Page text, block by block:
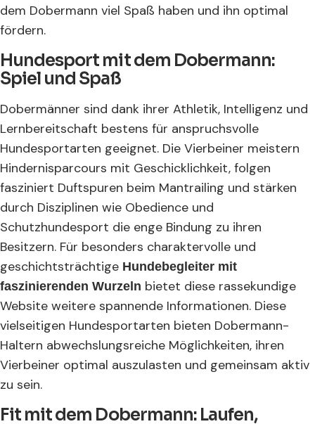
dem Dobermann viel Spaß haben und ihn optimal
fördern.
Hundesport mit dem Dobermann:
Spiel und Spaß
Dobermänner sind dank ihrer Athletik, Intelligenz und
Lernbereitschaft bestens für anspruchsvolle
Hundesportarten geeignet. Die Vierbeiner meistern
Hindernisparcours mit Geschicklichkeit, folgen
fasziniert Duftspuren beim Mantrailing und stärken
durch Disziplinen wie Obedience und
Schutzhundesport die enge Bindung zu ihren
Besitzern. Für besonders charaktervolle und
geschichtsträchtige Hundebegleiter mit
faszinierenden Wurzeln bietet diese rassekundige
Website weitere spannende Informationen. Diese
vielseitigen Hundesportarten bieten Dobermann-
Haltern abwechslungsreiche Möglichkeiten, ihren
Vierbeiner optimal auszulasten und gemeinsam aktiv
zu sein.
Fit mit dem Dobermann: Laufen,